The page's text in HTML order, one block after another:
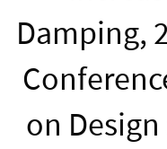
Damping,
on